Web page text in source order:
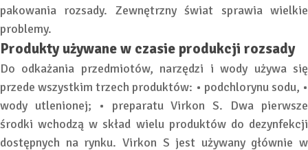
pakowania rozsady. Zewnętrzny świat sprawia wielkie
problemy.
Produkty używane w czasie produkcji rozsady
Do odkażania przedmiotów, narzędzi i wody używa się
przede wszystkim trzech produktów: • podchlorynu sodu, •
wody utlenionej; • preparatu Virkon S. Dwa pierwsze
środki wchodzą w skład wielu produktów do dezynfekcji
dostępnych na rynku. Virkon S jest używany głównie w